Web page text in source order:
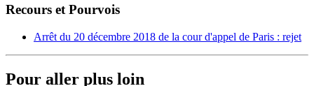
Recours et Pourvois
Arrêt du 20 décembre 2018 de la cour d'appel de Paris : rejet
Pour aller plus loin